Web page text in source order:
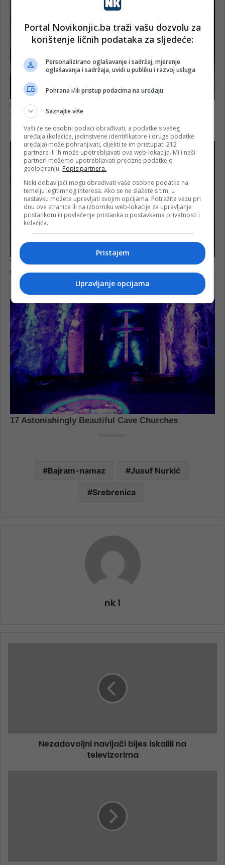
Bajram-namaz Jusuf Nurkić
Srebrenica
nk 1
Nezadovoljni navijači bijes iskalili na
televizorima
Portal Novikonjic.ba traži vašu dozvolu za
korištenje ličnih podataka za sljedeće:
Personalizirano oglašavanje i sadržaj, mjerenje
oglašavanja i sadržaja, uvidi u publiku i razvoj usluga
Pohrana i/ili pristup podacima na uređaju
Saznajte više
Vaši će se osobni podaci obrađivati, a podatke s vašeg
uređaja (kolačiće, jedinstvene identifikatore i druge podatke
uređaja) može pohranjivati, dijeliti te im pristupati 212
partnera ili ih može upotrebljavati ova web-lokacija. Mi i naši
partneri možemo upotrebljavati precizne podatke o
geolociranju. Popis partnera.
Neki dobavljači mogu obrađivati vaše osobne podatke na
temelju legitimnog interesa. Ako se ne slažete s tim, u
nastavku možete upravljati svojim opcijama. Potražite vezu pri
dnu ove stranice ili na izborniku web-lokacije za upravljanje
pristankom ili povlačenje pristanka u postavkama privatnosti i
kolačića.
Pristajem
Upravljanje opcijama